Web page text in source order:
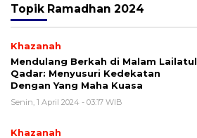
Topik Ramadhan 2024
Khazanah
Mendulang Berkah di Malam Lailatul
Qadar: Menyusuri Kedekatan
Dengan Yang Maha Kuasa
Senin, 1 April 2024 - 03:17 WIB
Khazanah